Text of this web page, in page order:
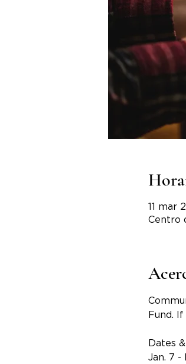
11 mar
Centro
Fund.
Dates
Jan. 7 -